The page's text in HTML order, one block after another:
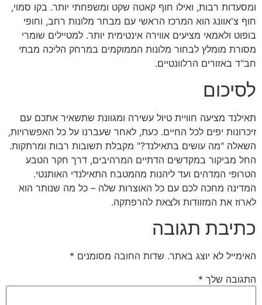
ומסעדות רבות, ואילו חוף קאטה שקט ומשפחתי יותר. בקו סמוי,
חוף צ'אוונג הוא המרכז הראשי עם מבחר מלונות רחב, וחופי
בופוט ולאמאי מציעים אווירה אינטימית יותר. למטיילים שומרי
מסורת מומלץ לבחור מלונות הממוקמים במרחק הליכה מבתי
חב"ד באזורים הרלוונטיים.
לסיכום
תאילנד מציעה חוויית טיול עשירה ומגוונת שתשאיר אתכם עם
זיכרונות יפים לכל החיים. כעת, לאחר שעברנו על כל האפשרויות,
השאלה "מה עושים בתאילנד?" מקבלת תשובות רבות ומרתקות.
החל מביקור במקדשים הדתיים המרהיבים, דרך חקר הטבע
הטרופי המדהים ועד ליהנות מהמטבח התאילנדי האותנטי.
המדינה מחכה לכם עם כל האוצרות שלה – כל מה שנותר הוא
לארוז את המזוודות ולצאת להרפתקה.
כתיבת תגובה
האימייל לא יוצג באתר. שדות החובה מסומנים *
התגובה שלך *